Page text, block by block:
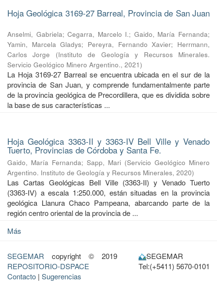
Hoja Geológica 3169-27 Barreal, Provincia de San Juan
Anselmi, Gabriela;Cegarra, Marcelo I.; Gaido, María Fernanda;
Yamin, Marcela Gladys; Pereyra, Fernando Xavier; Herrmann,
Carlos Jorge
(Instituto de Geología y Recursos Minerales.
Servicio Geológico Minero Argentino., 2021)
La Hoja 3169-27 Barreal se encuentra ubicada en el sur de la
provincia de San Juan, y comprende fundamentalmente parte
de la provincia geológica de Precordillera, que es dividida sobre
la base de sus características ...
Hoja Geológica 3363-II y 3363-IV Bell Ville y Venado
Tuerto, Provincias de Córdoba y Santa Fe.
Gaido, María Fernanda; Sapp, Mari (Servicio Geológico Minero
Argentino. Instituto de Geología y Recursos Minerales, 2020)
Las Cartas Geológicas Bell Ville (3363-II) y Venado Tuerto
(3363-IV) a escala 1:250.000, están situadas en la provincia
geológica Llanura Chaco Pampeana, abarcando parte de la
región centro oriental de la provincia de ...
Más
SEGEMAR copyright © 2019
REPOSITORIO-DSPACE
Contacto | Sugerencias
SEGEMAR
Tel:(+5411) 5670-0101